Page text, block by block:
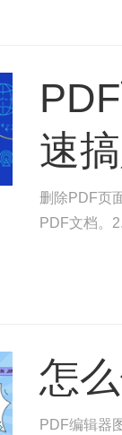
速
删除PDF页
PDF文档。
怎
PDF编辑器